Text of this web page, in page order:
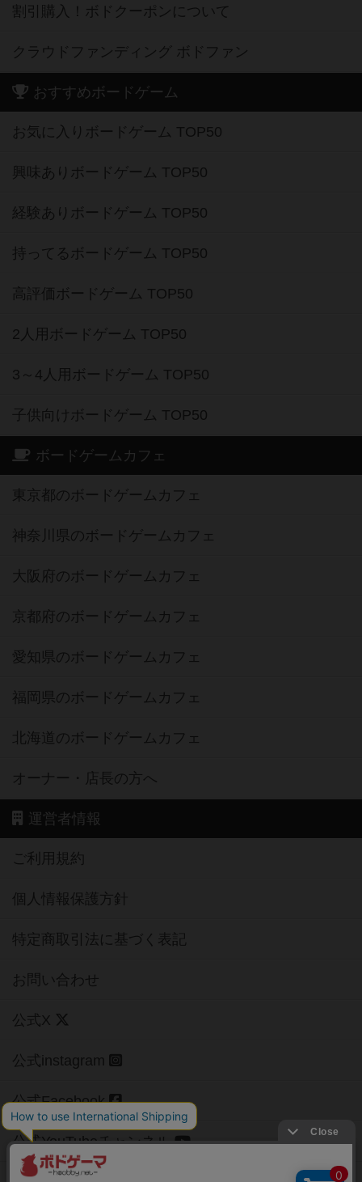
割引購入！ボドクーポンについて
クラウドファンディング ボドファン
おすすめボードゲーム
お気に入りボードゲーム TOP50
興味ありボードゲーム TOP50
経験ありボードゲーム TOP50
持ってるボードゲーム TOP50
高評価ボードゲーム TOP50
2人用ボードゲーム TOP50
3～4人用ボードゲーム TOP50
子供向けボードゲーム TOP50
ボードゲームカフェ
東京都のボードゲームカフェ
神奈川県のボードゲームカフェ
大阪府のボードゲームカフェ
京都府のボードゲームカフェ
愛知県のボードゲームカフェ
福岡県のボードゲームカフェ
北海道のボードゲームカフェ
オーナー・店長の方へ
運営者情報
ご利用規約
個人情報保護方針
特定商取引法に基づく表記
お問い合わせ
公式X
公式instagram
公式Facebook
公式YouTubeチャンネル